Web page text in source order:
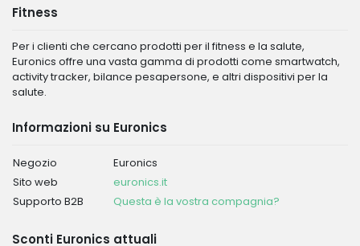
Fitness
Per i clienti che cercano prodotti per il fitness e la salute,
Euronics offre una vasta gamma di prodotti come smartwatch,
activity tracker, bilance pesapersone, e altri dispositivi per la
salute.
Informazioni su Euronics
Negozio
Euronics
Sito web
euronics.it
Supporto B2B
Questa è la vostra compagnia?
Sconti Euronics attuali